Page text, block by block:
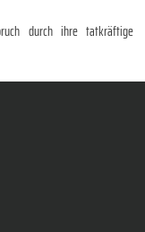
durch ihre tatkräftige